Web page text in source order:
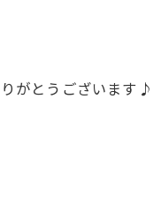
がとうございます♪